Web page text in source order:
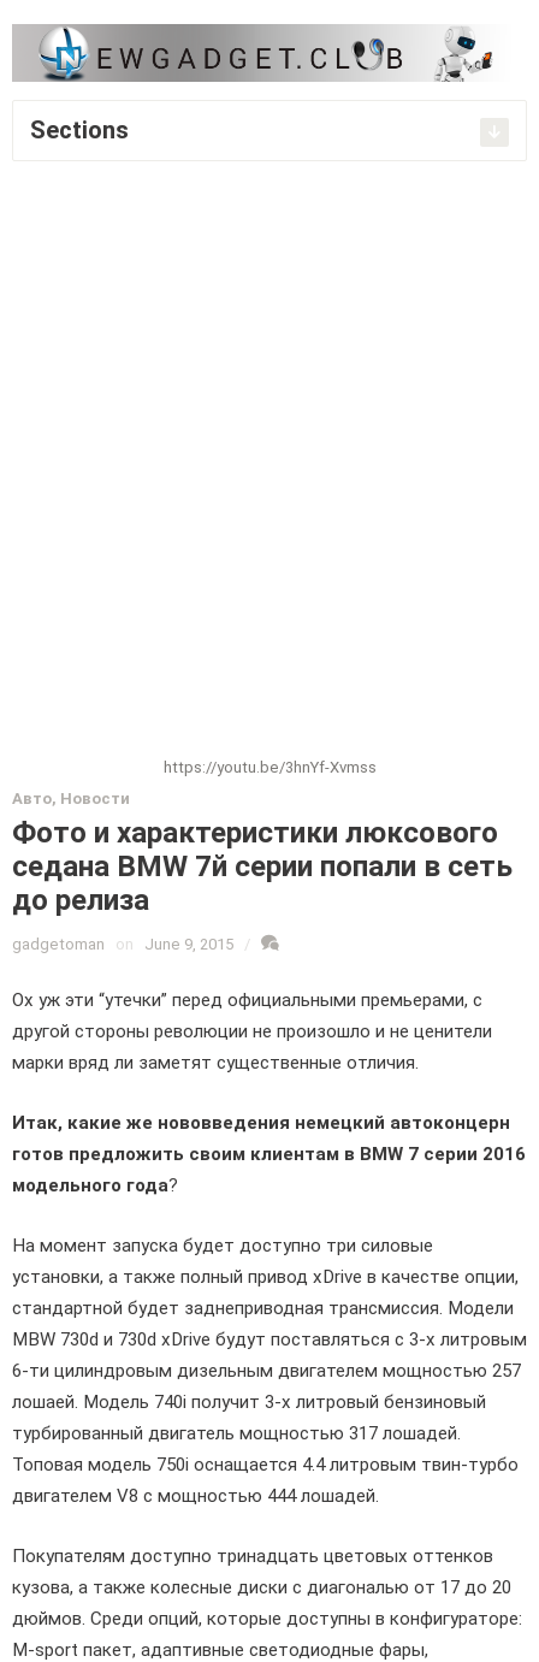
Sections
https://youtu.be/3hnYf-Xvmss
Авто, Новости
Фото и характеристики люксового
седана BMW 7й серии попали в сеть
до релиза
gadgetoman on June 9, 2015 /
Ох уж эти “утечки” перед официальными премьерами, с
другой стороны революции не произошло и не ценители
марки вряд ли заметят существенные отличия.
Итак, какие же нововведения немецкий автоконцерн
готов предложить своим клиентам в BMW 7 серии 2016
модельного года?
На момент запуска будет доступно три силовые
установки, а также полный привод xDrive в качестве опции,
стандартной будет заднеприводная трансмиссия. Модели
MBW 730d и 730d xDrive будут поставляться с 3-х литровым
6-ти цилиндровым дизельным двигателем мощностью 257
лошаей. Модель 740i получит 3-х литровый бензиновый
турбированный двигатель мощностью 317 лошадей.
Топовая модель 750i оснащается 4.4 литровым твин-турбо
двигателем V8 с мощностью 444 лошадей.
Покупателям доступно тринадцать цветовых оттенков
кузова, а также колесные диски с диагональю от 17 до 20
дюймов. Среди опций, которые доступны в конфигураторе:
M-sport пакет, адаптивные светодиодные фары,